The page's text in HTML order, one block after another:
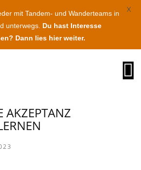
AKZEPTANZ
mit Tandem- und Wanderteams in
unterwegs. Du hast Interesse
Dann lies hier weiter.
X